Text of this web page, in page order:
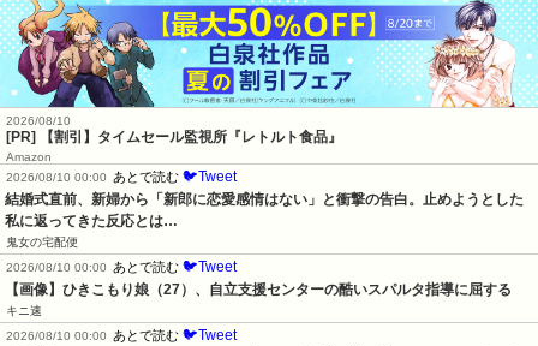
2026/08/10
[PR] 【割引】タイムセール監視所『レトルト食品』
Amazon
2026/08/10 00:00 あとで読む 🐦Tweet
結婚式直前、新婦から「新郎に恋愛感情はない」と衝撃の告白。止めようとした
私に返ってきた反応とは…
鬼女の宅配便
2026/08/10 00:00 あとで読む 🐦Tweet
【画像】ひきこもり娘（27）、自立支援センターの酷いスパルタ指導に屈する
キニ速
2026/08/10 00:00 あとで読む 🐦Tweet